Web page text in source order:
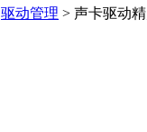
驱动管理 > 声卡驱动